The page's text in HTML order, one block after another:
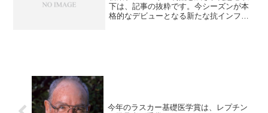
下は、記事の抜粋です。今シーズンが本
格的なデビューとなる新たな抗インフル
今年のラスカー基礎医学賞は、レプチン